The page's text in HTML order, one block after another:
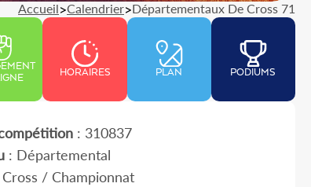
Accueil>Calendrier>Départementaux De Cross 71
HORAIRES PLAN PODIUMS
: 310837
: Départemental
/ Championnat